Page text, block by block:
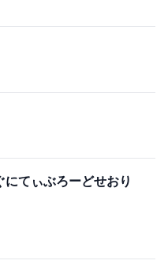
てぃぶろーどせおり